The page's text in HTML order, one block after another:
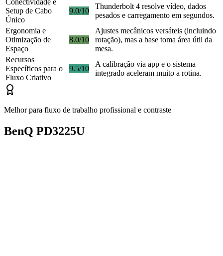
Conectividade e
Setup de Cabo
Único
9.0/10
Thunderbolt 4 resolve vídeo, dados
pesados e carregamento em segundos.
Ergonomia e
Otimização de
Espaço
8.0/10
Ajustes mecânicos versáteis (incluindo
rotação), mas a base toma área útil da
mesa.
Recursos
Específicos para o
Fluxo Criativo
9.5/10
A calibração via app e o sistema
integrado aceleram muito a rotina.
Melhor para fluxo de trabalho profissional e contraste
BenQ PD3225U